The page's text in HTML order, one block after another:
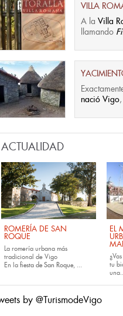
VILLA
A la Villa
llamando
nació Vigo
ACTUALIDAD
ROMERÍA DE SAN
ROQUE
La romería urbana más
tradicional de Vigo
En la fiesta de San Roque, ...
EL
tu
by @TurismodeVigo